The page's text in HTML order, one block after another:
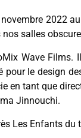
2022
nos salles
Wave Films.
le design
en tant que
Jinnouchi.
Les Enfants du